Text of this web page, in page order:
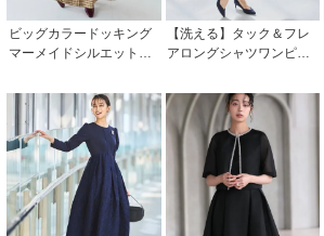
ビッグカラードッキング
マーメイドシルエットワ
【洗える】タック＆フレ
アロングシャツワンピー